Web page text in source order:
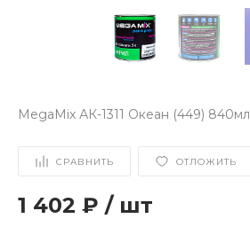
MegaMix АК-1311 Океан (449) 840мл
СРАВНИТЬ ОТЛОЖИТЬ
1 402 ₽ / шт